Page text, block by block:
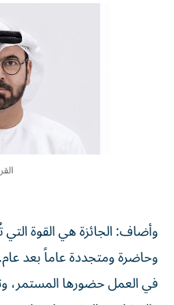
وأضاف: الجائزة هي القوة
وحاضرة ومتجددة عاماً بعد
في العمل حضورها المستمر،